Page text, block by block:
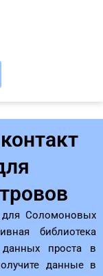
для Соломоновых
библиотека
проста в
данные в